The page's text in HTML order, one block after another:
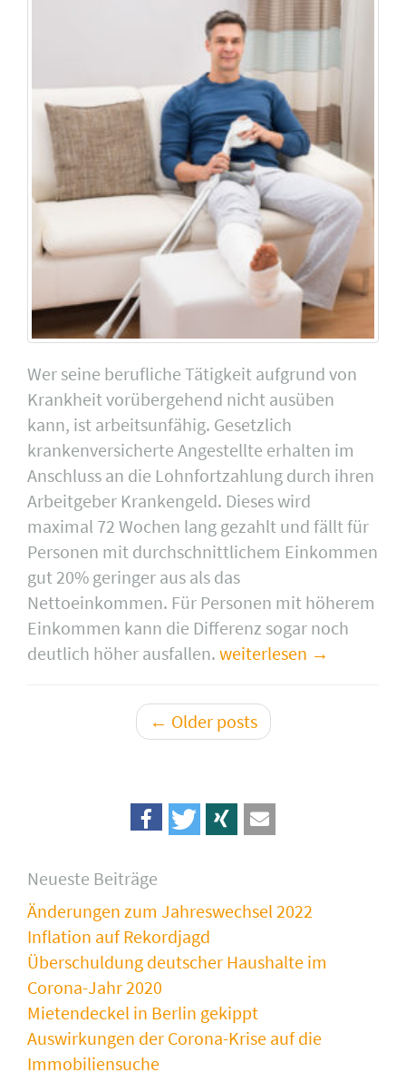
Wer seine berufliche Tätigkeit aufgrund von
Krankheit vorübergehend nicht ausüben
kann, ist arbeitsunfähig. Gesetzlich
krankenversicherte Angestellte erhalten im
Anschluss an die Lohnfortzahlung durch ihren
Arbeitgeber Krankengeld. Dieses wird
maximal 72 Wochen lang gezahlt und fällt für
Personen mit durchschnittlichem Einkommen
gut 20% geringer aus als das
Nettoeinkommen. Für Personen mit höherem
Einkommen kann die Differenz sogar noch
deutlich höher ausfallen. weiterlesen
← Older posts
Neueste Beiträge
Änderungen zum Jahreswechsel 2022
Inflation auf Rekordjagd
Überschuldung deutscher Haushalte im
Corona-Jahr 2020
Mietendeckel in Berlin gekippt
Auswirkungen der Corona-Krise auf die
Immobiliensuche